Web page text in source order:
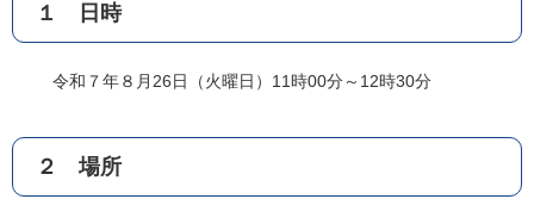
１ 日時
令和７年８月26日（火曜日）11時00分～12時30分
２ 場所